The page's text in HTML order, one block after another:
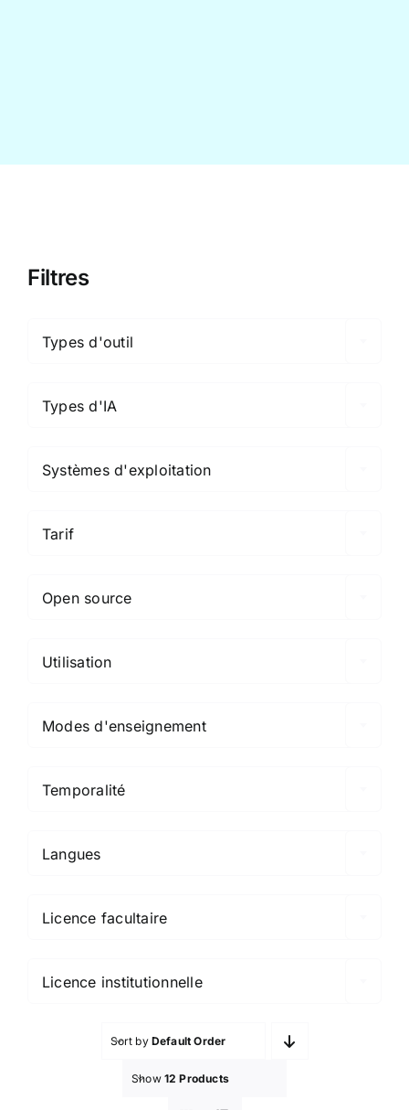
Filtres
Types d'outil
Types d'IA
Systèmes d'exploitation
Tarif
Open source
Utilisation
Modes d'enseignement
Temporalité
Langues
Licence facultaire
Licence institutionnelle
Sort by Default Order
Show 12 Products